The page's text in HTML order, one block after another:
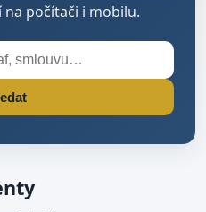
na počítači i mobilu.